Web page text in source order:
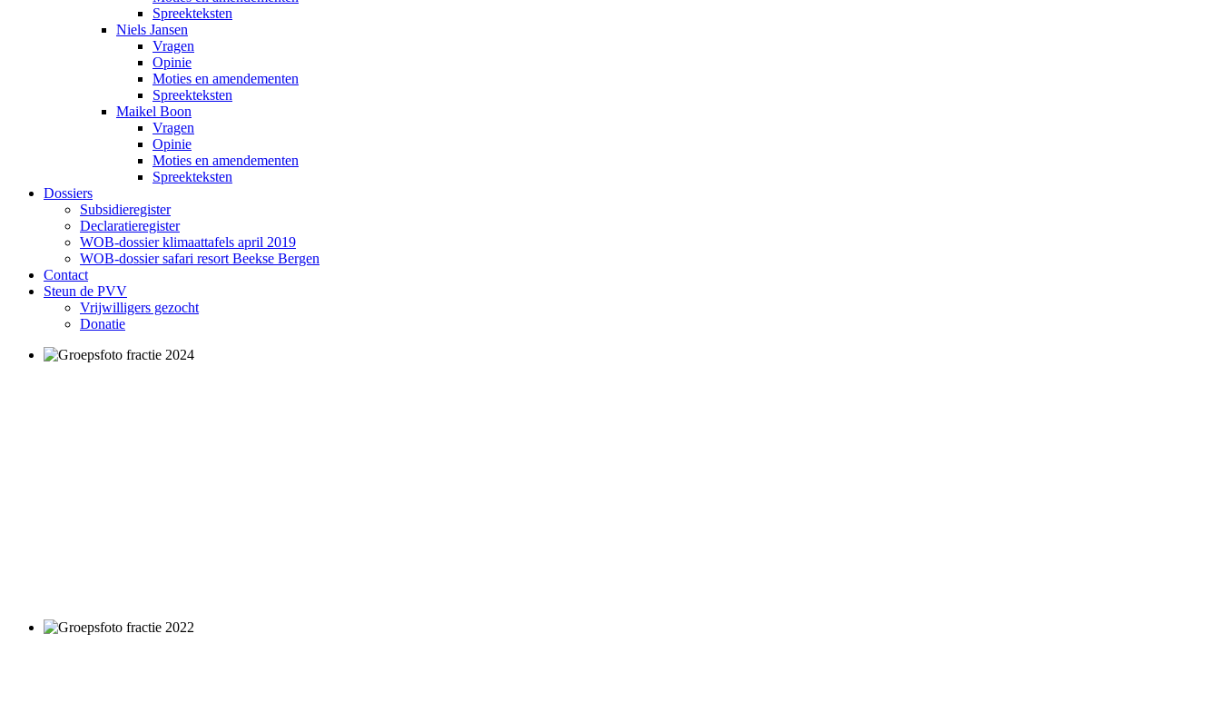
Spreekteksten
Niels Jansen
Vragen
Opinie
Moties en amendementen
Spreekteksten
Maikel Boon
Vragen
Opinie
Moties en amendementen
Spreekteksten
Dossiers
Subsidieregister
Declaratieregister
WOB-dossier klimaattafels april 2019
WOB-dossier safari resort Beekse Bergen
Contact
Steun de PVV
Vrijwilligers gezocht
Donatie